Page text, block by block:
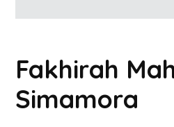
Fakhirah
Simamora